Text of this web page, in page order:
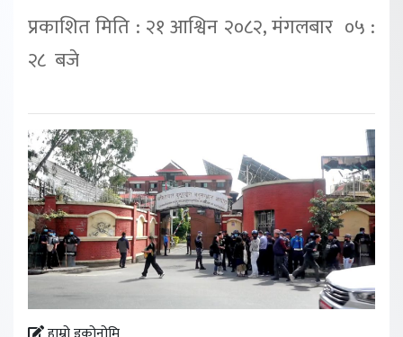
प्रकाशित मिति : २१ आश्विन २०८२, मंगलबार ०५ :
२८ बजे